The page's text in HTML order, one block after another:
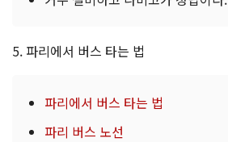
5. 파리에서 버스 타는 법
파리에서 버스 타는 법
파리 버스 노선